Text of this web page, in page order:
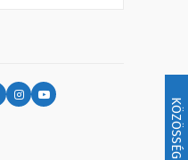
KÖZÖSSÉG